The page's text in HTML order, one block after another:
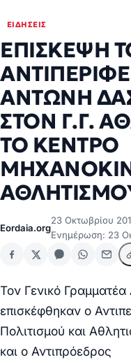
ΕΙΔΉΣΕΙΣ
ΕΠΙΣΚΕΨΗ
ΑΝΤΩΝΗ
ΣΤΟΝ Γ.Γ.
ΤΟ ΚΕΝΤΡΟ
Eordaia.org
23 Οκτωβρίου
Ενημέρωση: 23
Τον Γενικό
επισκέφθηκαν ο
Πολιτισμού και
και ο Αντιπρόεδρος